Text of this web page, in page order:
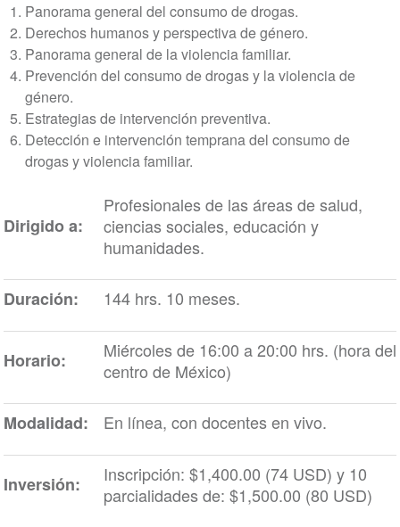
Panorama general del consumo de drogas.
Derechos humanos y perspectiva de género.
Panorama general de la violencia familiar.
Prevención del consumo de drogas y la violencia de
género.
Estrategias de intervención preventiva.
Detección e intervención temprana del consumo de
drogas y violencia familiar.
Dirigido a:
Profesionales de las áreas de salud,
ciencias sociales, educación y
humanidades.
Duración: 144 hrs. 10 meses.
Horario:
Miércoles de 16:00 a 20:00 hrs. (hora del
centro de México)
Modalidad: En línea, con docentes en vivo.
Inversión:
Inscripción: $1,400.00 (74 USD) y 10
parcialidades de: $1,500.00 (80 USD)